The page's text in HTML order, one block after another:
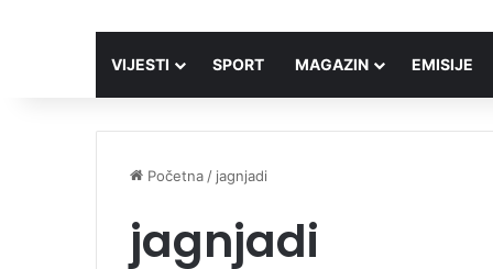
VIJESTI SPORT MAGAZIN EMISIJE
Početna / jagnjadi
jagnjadi